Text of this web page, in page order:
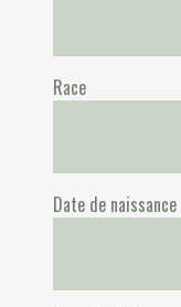
Race
Date de naissance